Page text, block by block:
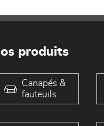
produits
Canapés &
fauteuils